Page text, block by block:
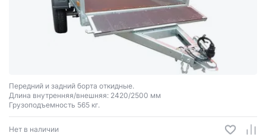
Передний и задний борта откидные.
Длина внутренняя/внешняя: 2420/2500 мм
Грузоподъемность 565 кг.
Нет в наличии